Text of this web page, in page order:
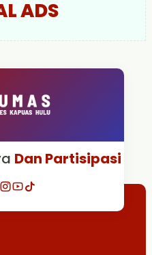
ADS
Dan Partisipasi